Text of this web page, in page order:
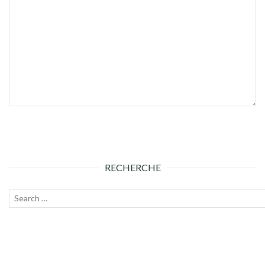
RECHERCHE
Recherche